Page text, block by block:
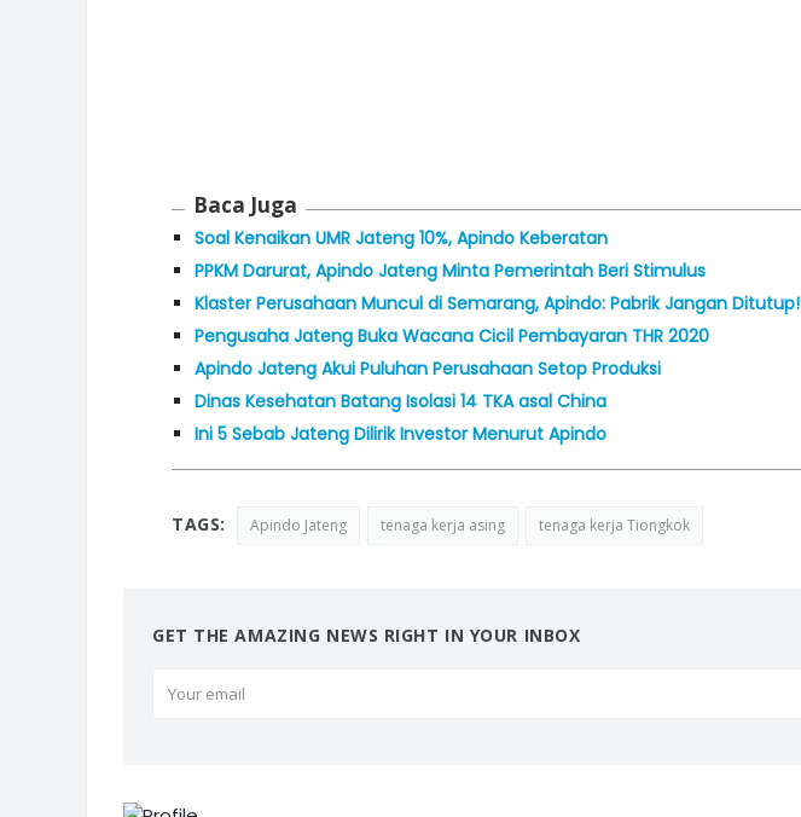
Baca Juga
Soal Kenaikan UMR Jateng 10%, Apindo Keberatan
PPKM Darurat, Apindo Jateng Minta Pemerintah Beri Stimulus
Klaster Perusahaan Muncul di Semarang, Apindo: Pabrik Jangan Ditutup!
Pengusaha Jateng Buka Wacana Cicil Pembayaran THR 2020
Apindo Jateng Akui Puluhan Perusahaan Setop Produksi
Dinas Kesehatan Batang Isolasi 14 TKA asal China
Ini 5 Sebab Jateng Dilirik Investor Menurut Apindo
TAGS: Apindo Jateng tenaga kerja asing tenaga kerja Tiongkok
GET THE AMAZING NEWS RIGHT IN YOUR INBOX